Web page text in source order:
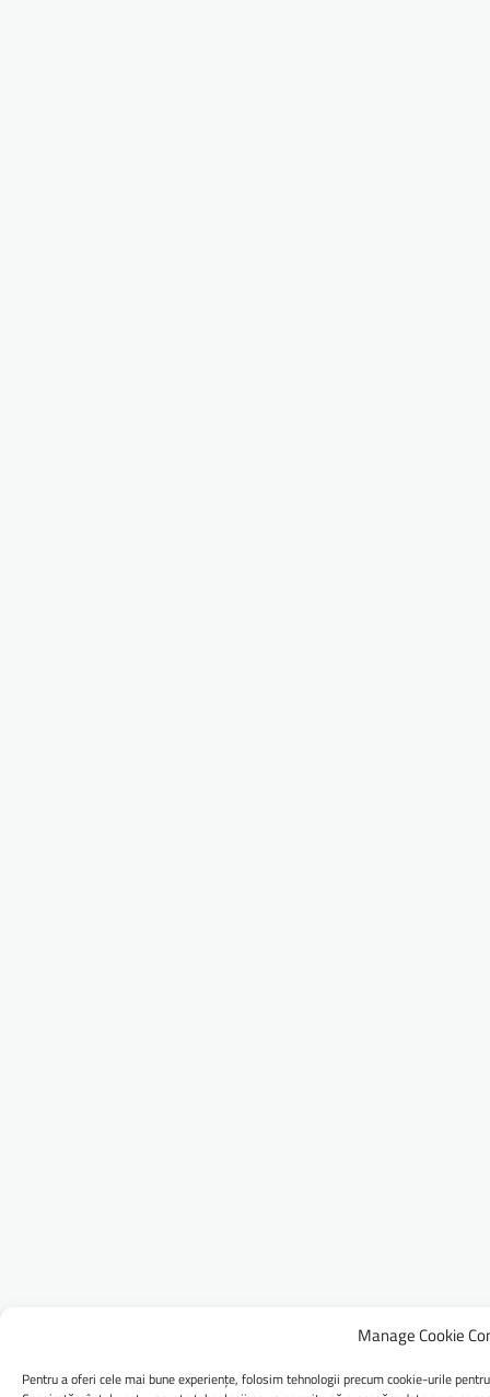
Manage Cookie
Pentru a oferi cele mai bune experiențe, folosim tehnologii precum cookie-urile